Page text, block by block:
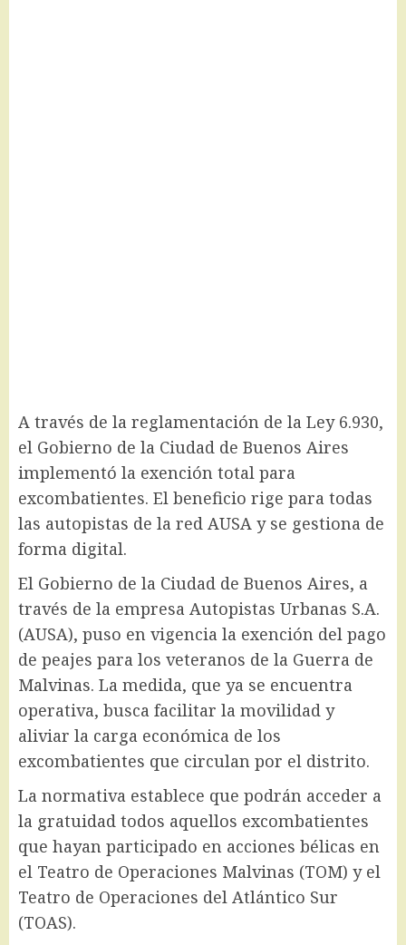
A través de la reglamentación de la Ley 6.930,
el Gobierno de la Ciudad de Buenos Aires
implementó la exención total para
excombatientes. El beneficio rige para todas
las autopistas de la red AUSA y se gestiona de
forma digital.
El Gobierno de la Ciudad de Buenos Aires, a
través de la empresa Autopistas Urbanas S.A.
(AUSA), puso en vigencia la exención del pago
de peajes para los veteranos de la Guerra de
Malvinas. La medida, que ya se encuentra
operativa, busca facilitar la movilidad y
aliviar la carga económica de los
excombatientes que circulan por el distrito.
La normativa establece que podrán acceder a
la gratuidad todos aquellos excombatientes
que hayan participado en acciones bélicas en
el Teatro de Operaciones Malvinas (TOM) y el
Teatro de Operaciones del Atlántico Sur
(TOAS).